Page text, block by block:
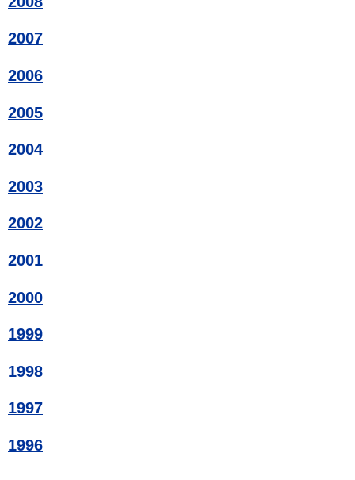
2007
2006
2005
2004
2003
2002
2001
2000
1999
1998
1997
1996